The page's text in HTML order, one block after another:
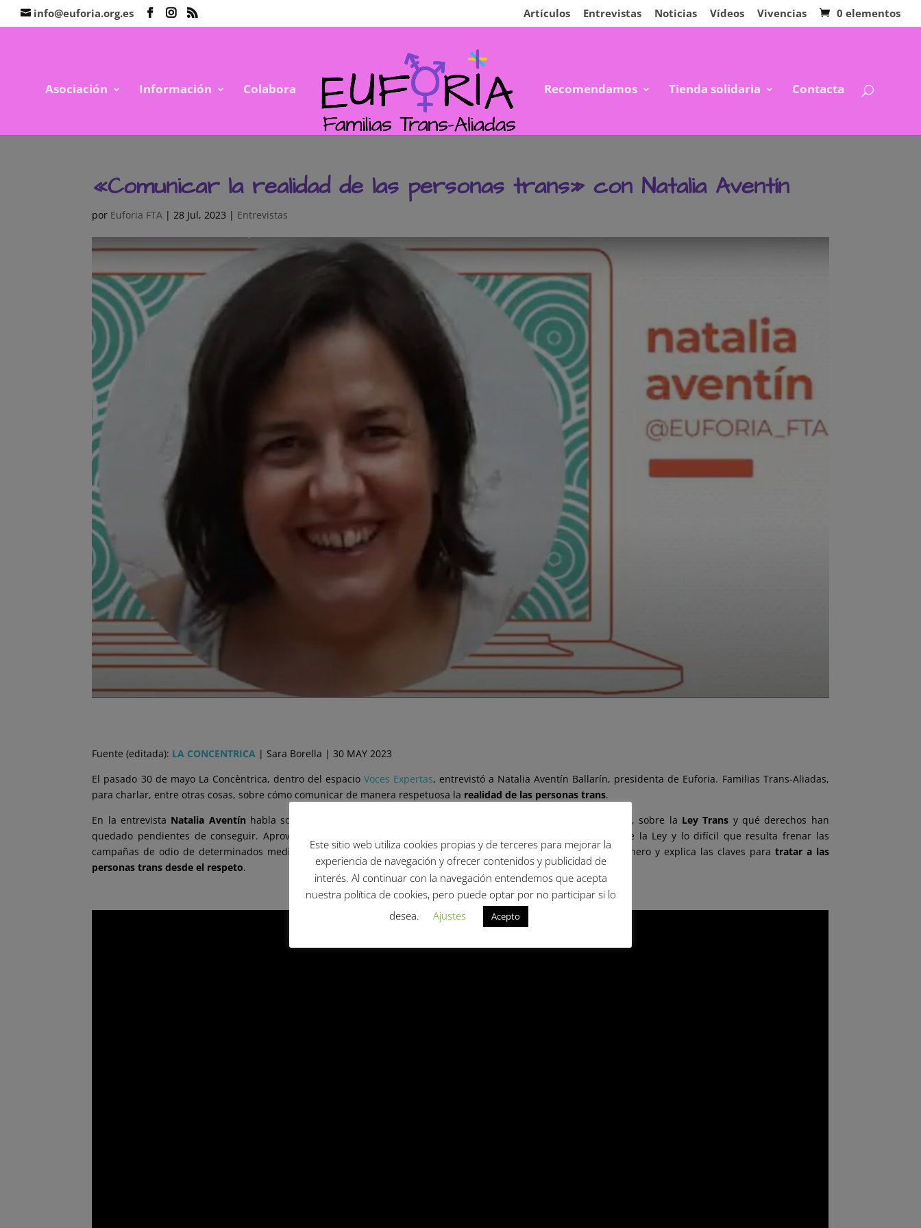
info@euforia.org.es Artículos Entrevistas Noticias Vídeos Vivencias 0 elementos
Asociación Información Colabora Recomendamos Tienda solidaria Contacta
«Comunicar la realidad de las personas trans» con Natalia Aventín
por Euforia FTA |28 Jul, 2023 | Entrevistas
Fuente (editada): LA CONCENTRICA | Sara Borella | 30 MAY 2023
El pasado 30 de mayo La Concèntrica, dentro del espacio Voces Expertas, entrevistó a Natalia Aventín Ballarín, presidenta de Euforia. Familias Trans-Aliadas,
para charlar, entre otras cosas, sobre cómo comunicar de manera respetuosa la realidad de las personas trans.
En la entrevista Natalia Aventín habla sobre la asociación y su ámbito de acción, sobre la Ley Trans y qué derechos han
quedado pendientes de conseguir. Aprovecha para denunciar la comunicación tergiversada que se ha hecho de la Ley y lo difícil que resulta frenar las
campañas de odio de determinados medios, remarca la importancia del derecho de la autodeterminación de género y explica las claves para tratar a las
personas trans desde el respeto.
Este sitio web utiliza cookies propias y de terceres para mejorar la
experiencia de navegación y ofrecer contenidos y publicidad de
interés. Al continuar con la navegación entendemos que acepta
nuestra política de cookies, pero puede optar por no participar si lo
desea.
Ajustes Acepto